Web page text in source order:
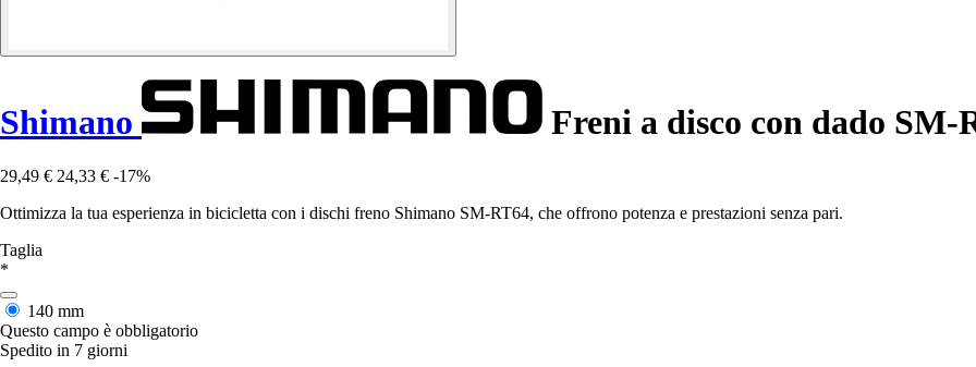
Shimano Freni a disco con dado SM-
29,49 € 24,33 € -17%
Ottimizza la tua esperienza in bicicletta con i dischi freno Shimano SM-RT64, che offrono potenza e prestazioni senza pari.
Taglia
*
140 mm
Questo campo è obbligatorio
Spedito in 7 giorni